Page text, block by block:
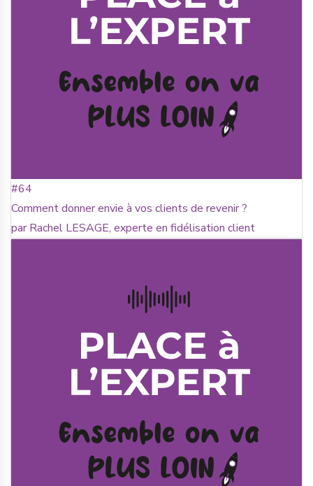
#64
Comment donner envie à vos clients de revenir ?
par Rachel LESAGE, experte en fidélisation client